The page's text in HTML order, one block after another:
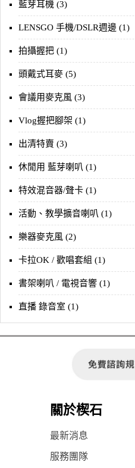
藍芽耳機 (3)
LENSGO 手機/DSLR週邊 (1)
拍攝握把 (1)
頭戴式耳麥 (5)
會議用麥克風 (3)
Vlog握把腳架 (1)
出清特賣 (3)
休閒用 藍芽喇叭 (1)
特效混音器/聲卡 (1)
活動、教學擴音喇叭 (1)
樂器麥克風 (2)
卡拉OK / 歡唱套組 (1)
書架喇叭 / 電視音響 (1)
直播 錄音室 (1)
關於楔石
最新消息
服務團隊